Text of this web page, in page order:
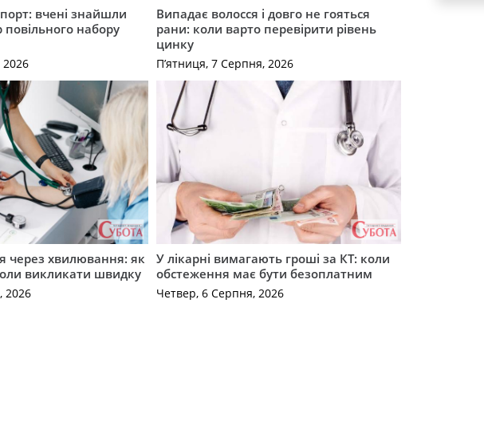
вчені знайшли
набору
2026
Випадає волосся і довго не гояться
рани: коли варто перевірити рівень
цинку
П’ятниця, 7 Серпня, 2026
через хвилювання: як
викликати швидку
2026
У лікарні вимагають гроші за КТ: коли
обстеження має бути безоплатним
Четвер, 6 Серпня, 2026